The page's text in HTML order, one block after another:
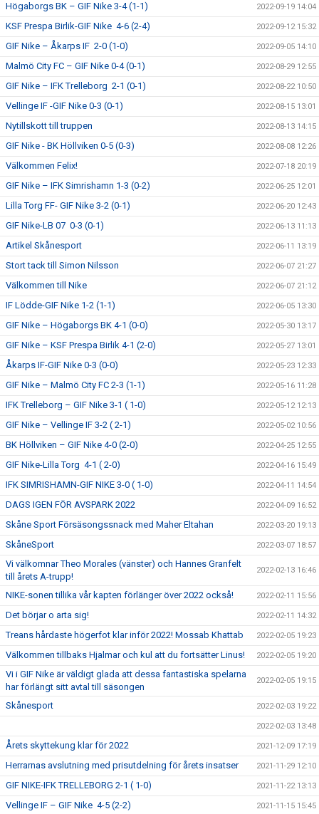
Högaborgs BK – GIF Nike 3-4 (1-1) 2022-09-19 14:04
KSF Prespa Birlik-GIF Nike 4-6 (2-4) 2022-09-12 15:32
GIF Nike – Åkarps IF 2-0 (1-0) 2022-09-05 14:10
Malmö City FC – GIF Nike 0-4 (0-1) 2022-08-29 12:55
GIF Nike – IFK Trelleborg 2-1 (0-1) 2022-08-22 10:50
Vellinge IF -GIF Nike 0-3 (0-1) 2022-08-15 13:01
Nytillskott till truppen 2022-08-13 14:15
GIF Nike - BK Höllviken 0-5 (0-3) 2022-08-08 12:26
Välkommen Felix! 2022-07-18 20:19
GIF Nike – IFK Simrishamn 1-3 (0-2) 2022-06-25 12:01
Lilla Torg FF- GIF Nike 3-2 (0-1) 2022-06-20 12:43
GIF Nike-LB 07 0-3 (0-1) 2022-06-13 11:13
Artikel Skånesport 2022-06-11 13:19
Stort tack till Simon Nilsson 2022-06-07 21:27
Välkommen till Nike 2022-06-07 21:12
IF Lödde-GIF Nike 1-2 (1-1) 2022-06-05 13:30
GIF Nike – Högaborgs BK 4-1 (0-0) 2022-05-30 13:17
GIF Nike – KSF Prespa Birlik 4-1 (2-0) 2022-05-27 13:01
Åkarps IF-GIF Nike 0-3 (0-0) 2022-05-23 12:33
GIF Nike – Malmö City FC 2-3 (1-1) 2022-05-16 11:28
IFK Trelleborg – GIF Nike 3-1 ( 1-0) 2022-05-12 12:13
GIF Nike – Vellinge IF 3-2 ( 2-1) 2022-05-02 10:56
BK Höllviken – GIF Nike 4-0 (2-0) 2022-04-25 12:55
GIF Nike-Lilla Torg 4-1 ( 2-0) 2022-04-16 15:49
IFK SIMRISHAMN-GIF NIKE 3-0 ( 1-0) 2022-04-11 14:54
DAGS IGEN FÖR AVSPARK 2022 2022-04-09 16:52
Skåne Sport Försäsongssnack med Maher Eltahan 2022-03-20 19:13
SkåneSport 2022-03-07 18:57
Vi välkomnar Theo Morales (vänster) och Hannes Granfelt
till årets A-trupp!
2022-02-13 16:46
NIKE-sonen tillika vår kapten förlänger över 2022 också! 2022-02-11 15:56
Det börjar o arta sig! 2022-02-11 14:32
Treans hårdaste högerfot klar inför 2022! Mossab Khattab 2022-02-05 19:23
Välkommen tillbaks Hjalmar och kul att du fortsätter Linus! 2022-02-05 19:20
Vi i GIF Nike är väldigt glada att dessa fantastiska spelarna
har förlängt sitt avtal till säsongen
2022-02-05 19:15
Skånesport 2022-02-03 19:22
2022-02-03 13:48
Årets skyttekung klar för 2022 2021-12-09 17:19
Herrarnas avslutning med prisutdelning för årets insatser 2021-11-29 12:10
GIF NIKE-IFK TRELLEBORG 2-1 ( 1-0) 2021-11-22 13:13
Vellinge IF – GIF Nike 4-5 (2-2) 2021-11-15 15:45